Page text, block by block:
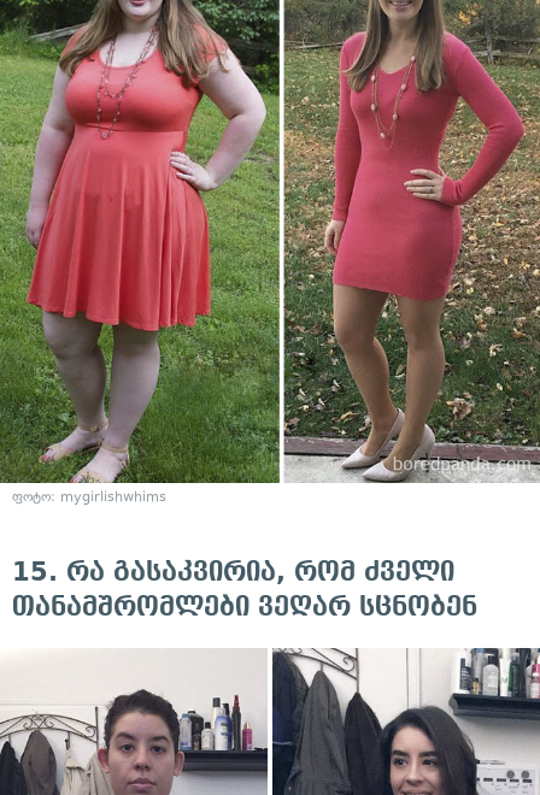
ფოტო: mygirlishwhims
15. რა გასაკვირია, რომ ძველი
თანამშრომლები ვეღარ სცნობენ